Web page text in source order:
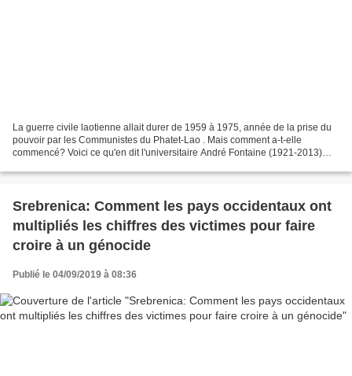
La guerre civile laotienne allait durer de 1959 à 1975, année de la prise du
pouvoir par les Communistes du Phatet-Lao . Mais comment a-t-elle
commencé? Voici ce qu'en dit l'universitaire André Fontaine (1921-2013)
Srebrenica: Comment les pays occidentaux ont
multipliés les chiffres des victimes pour faire
croire à un génocide
Publié le 04/09/2019 à 08:36